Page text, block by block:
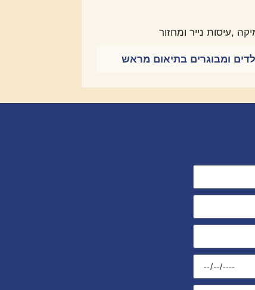
,עיסות נייר ומחזור
ומבוגרים בתיאום מראש